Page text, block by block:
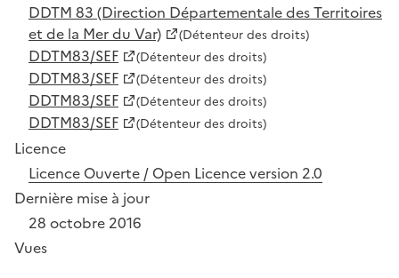
DDTM 83 (Direction Départementale des Territoires
et de la Mer du Var)
(Détenteur des droits)
DDTM83/SEF (Détenteur des droits)
DDTM83/SEF (Détenteur des droits)
DDTM83/SEF (Détenteur des droits)
DDTM83/SEF (Détenteur des droits)
Licence
Licence Ouverte / Open Licence version 2.0
Dernière mise à jour
28 octobre 2016
Vues